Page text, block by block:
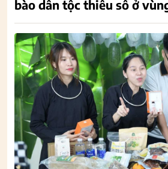
bào dân tộc thiểu số ở